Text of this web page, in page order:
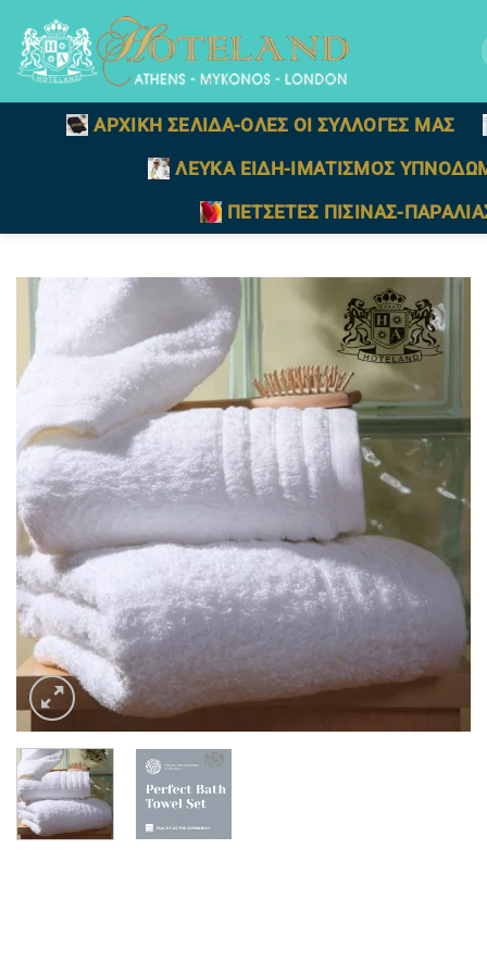
στο
περιεχόμενο
ΑΡΧΙΚΗ ΣΕΛΙΔΑ-ΟΛΕΣ ΟΙ ΣΥΛΛΟΓΕΣ ΜΑΣ
ΛΕΥΚΑ ΕΙΔΗ-ΙΜΑΤΙΣΜΟΣ
ΠΕΤΣΕΤΕΣ ΠΙΣΙΝΑΣ-